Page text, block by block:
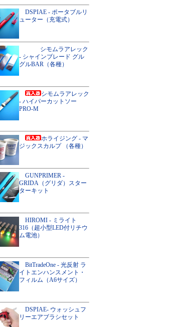
DSPIAE - ポータブルリ
ューター（充電式）
シモムラアレック
- シャインブレード グル
グルBAR（各種）
シモムラアレック
- ハイパーカットソー
PRO-M
ホライジング - マ
ジックスカルプ （各種）
GUNPRIMER -
GRIDA（グリダ）スター
ターキット
HIROMI - ミライト
316（超小型LED付リチウ
ム電池）
BitTradeOne - 光反射 ラ
イトエンハンスメント・
フィルム（A6サイズ）
DSPIAE- ウォッシュフ
リーエアブラシセット